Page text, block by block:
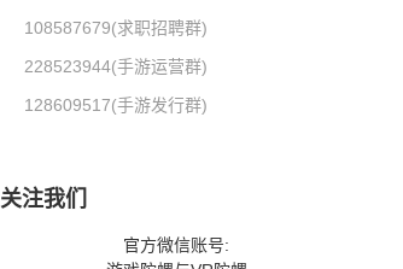
108587679(求职招聘群)
228523944(手游运营群)
128609517(手游发行群)
关注我们
官方微信账号: